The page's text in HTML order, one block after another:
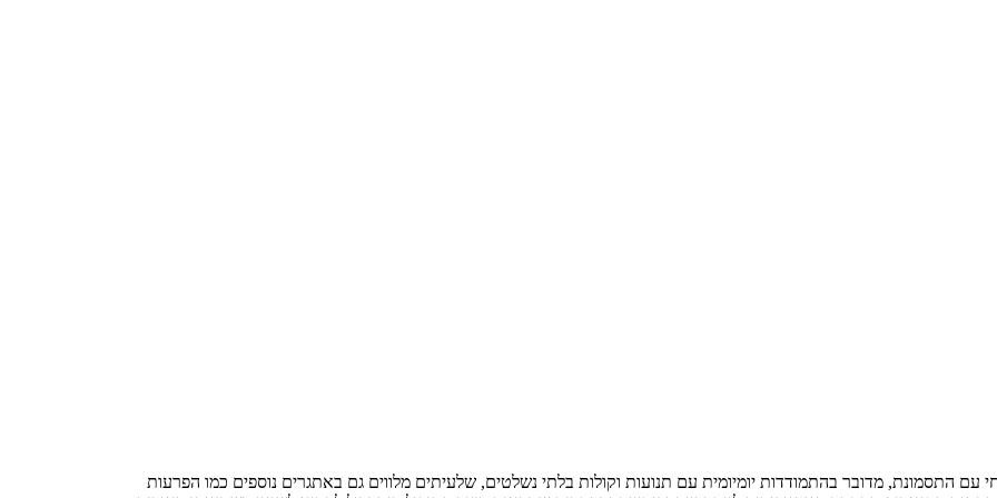
התסמונת, מדובר בהתמודדות יומיומית עם תנועות וקולות בלתי נשלטים, שלעיתים מלווים גם באתגרים נוספים כמו הפרעות